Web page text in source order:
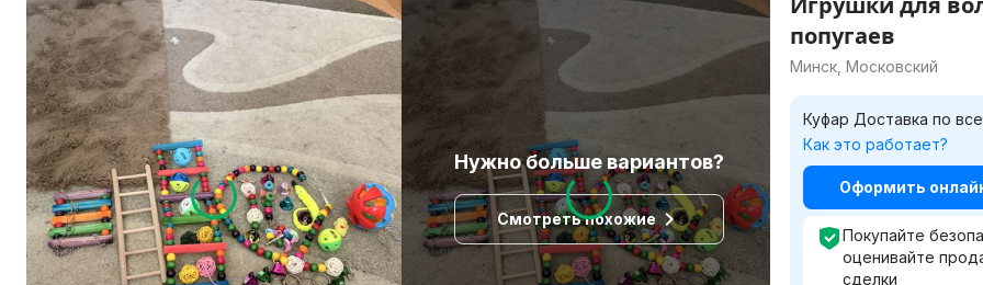
Нужно больше вариантов?
Смотреть похожие
попугаев
Минск, Московский
Куфар Доставка по
Как это работает?
Оформить
Покупайте
оценивайте
сделки